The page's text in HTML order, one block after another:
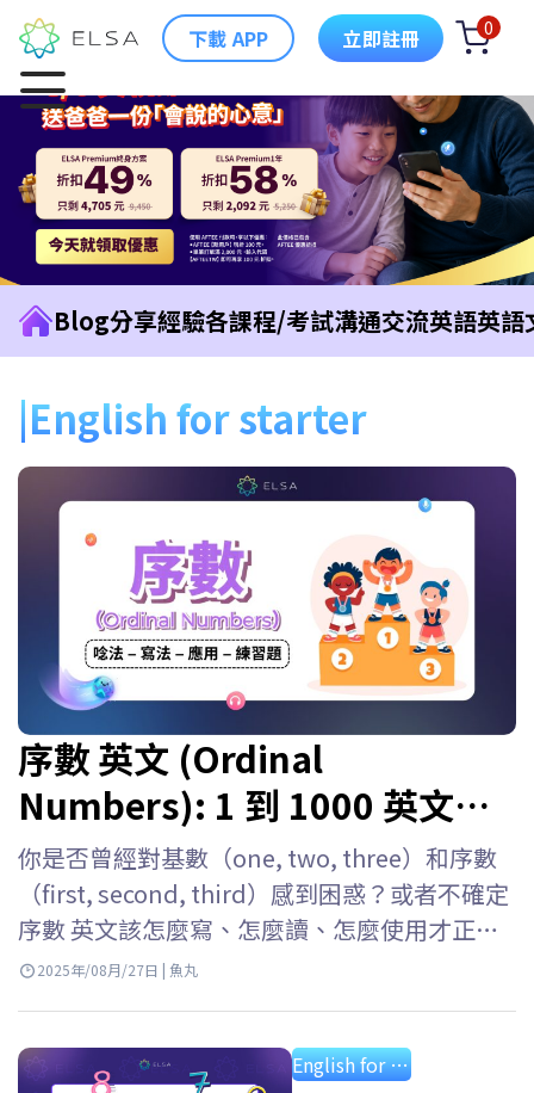
下載 APP 立即註冊 0
Blog分享經驗各課程/考試溝通交流英語英語
English for starter
序數 英文 (Ordinal
Numbers): 1 到 1000 英文寫
法, 讀法與序數表
你是否曾經對基數（one, two, three）和序數
（first, second, third）感到困惑？或者不確定
序數 英文該怎麼寫、怎麼讀、怎麼使用才正
確？寫成 “1st” 要怎麼唸？該用 “first” 還
上完整對照表與超簡單記憶小技巧。 序數…
2025年/08月/27日 | 魚丸
English for starter